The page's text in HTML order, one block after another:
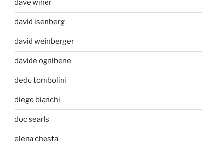
dave winer
david isenberg
david weinberger
davide ognibene
dedo tombolini
diego bianchi
doc searls
elena chesta